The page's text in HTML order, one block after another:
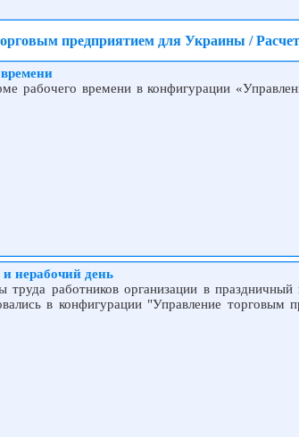
предприятием для Украины /
рабочего времени в конфигурации
нерабочий день
работников организации в
в конфигурации "Управление торговым